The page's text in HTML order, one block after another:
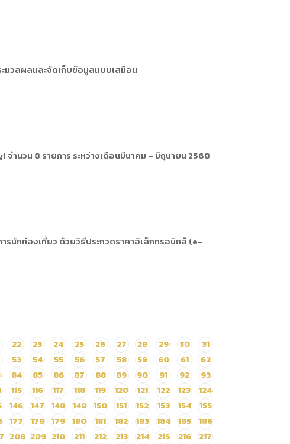
ะมวลผลและจัดเก็บข้อมูลแบบเสมือน
ำนวน 8 รายการ ระหว่างเดือนมีนาคม – มิถุนายน 2568
รนักท่องเที่ยว ด้วยวิธีประกวดราคาอิเล็กทรอนิกส์ (e-
22 23 24 25 26 27 28 29 30
31
53 54 55 56 57 58 59 60 61
62
84 85 86 87 88 89 90 91 92
93
115 116 117 118 119 120 121 122 123
124
146 147 148 149 150 151 152 153 154
155
177 178 179 180 181 182 183 184 185
186
208 209 210 211 212 213 214 215 216 217